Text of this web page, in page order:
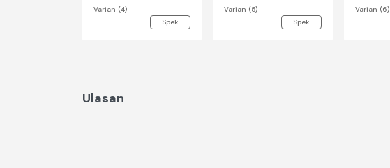
Varian (4)
Spek
Varian (5)
Spek
Varian (6)
Ulasan